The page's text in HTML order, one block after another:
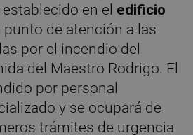
en el edificio
punto de atención a las
por el incendio del
del Maestro Rodrigo. El
por personal
y se ocupará de
trámites de urgencia